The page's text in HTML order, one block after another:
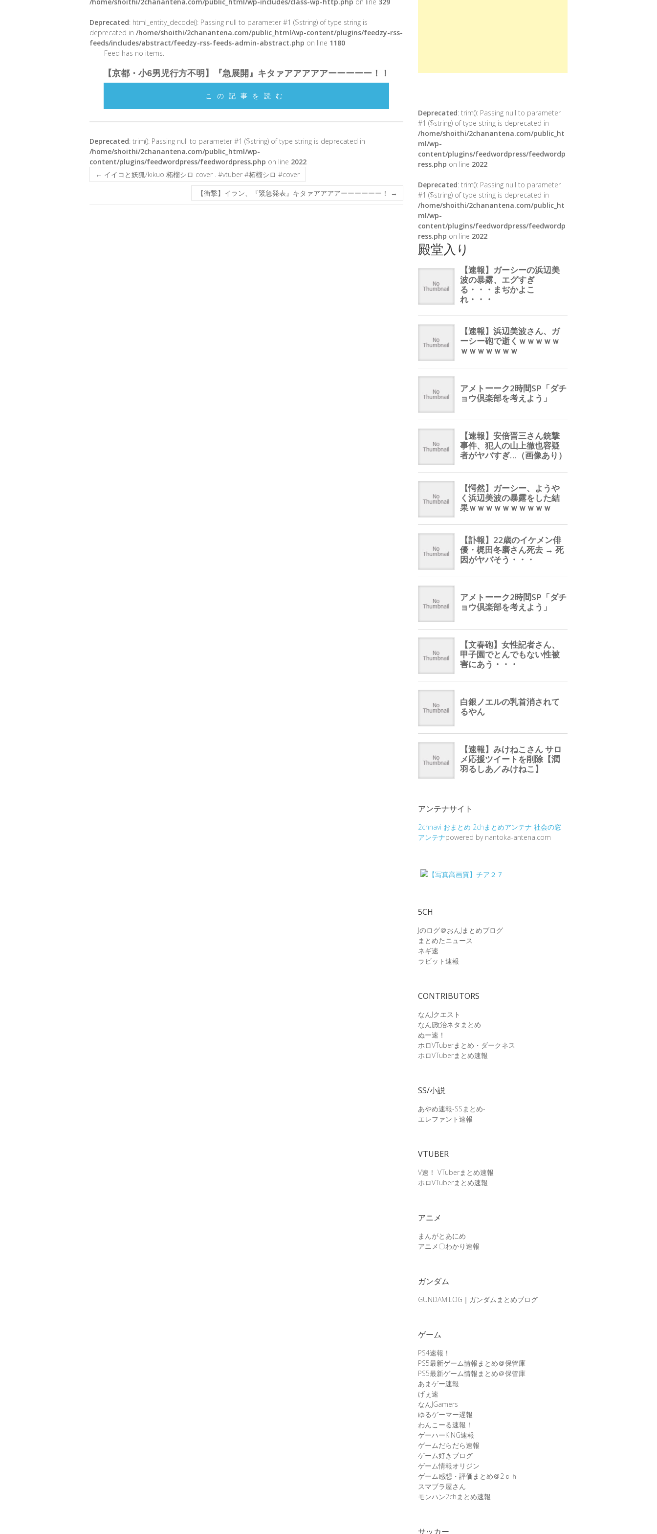
Deprecated: html_entity_decode(): Passing null to parameter #1 ($string) of type string is
deprecated in /home/shoithi/2chanantena.com/public_html/wp-content/plugins/feedzy-rss-
feeds/includes/abstract/feedzy-rss-feeds-admin-abstract.php on line 1180
Feed has no items.
【京都・小6男児行方不明】『急展開』キタァアアアアアーーーーー！！
この記事を読む
Deprecated: trim(): Passing null to parameter #1 ($string) of type string is deprecated in
/home/shoithi/2chanantena.com/public_html/wp-
content/plugins/feedwordpress/feedwordpress.php on line 2022
← イイコと妖狐/kikuo 柘榴シロ cover . #vtuber #柘榴シロ #cover
【衝撃】イラン、『緊急発表』キタァアアアアーーーーーー！
→
Deprecated: trim(): Passing null to parameter
#1 ($string) of type string is deprecated in
/home/shoithi/2chanantena.com/public_ht
ml/wp-
content/plugins/feedwordpress/feedwordp
ress.php on line 2022
Deprecated: trim(): Passing null to parameter
#1 ($string) of type string is deprecated in
/home/shoithi/2chanantena.com/public_ht
ml/wp-
content/plugins/feedwordpress/feedwordp
ress.php on line 2022
殿堂入り
アンテナサイト
2chnavi おまとめ 2chまとめアンテナ 社会の窓
アンテナpowered by nantoka-antena.com
5CH
Jのログ＠おんJまとめブログ
まとめたニュース
ネギ速
ラビット速報
CONTRIBUTORS
なんJクエスト
なんJ政治ネタまとめ
ぬー速！
ホロVTuberまとめ・ダークネス
ホロVTuberまとめ速報
SS/小説
あやめ速報-SSまとめ-
エレファント速報
VTUBER
V速！ VTuberまとめ速報
ホロVTuberまとめ速報
アニメ
まんがとあにめ
アニメ〇わかり速報
ガンダム
GUNDAM.LOG｜ガンダムまとめブログ
ゲーム
PS4速報！
PS5最新ゲーム情報まとめ＠保管庫
PS5最新ゲーム情報まとめ＠保管庫
あまゲー速報
げぇ速
なんJGamers
ゆるゲーマー遅報
わんこーる速報！
ゲーハーKING速報
ゲームだらだら速報
ゲーム好きブログ
ゲーム情報オリジン
ゲーム感想・評価まとめ＠2ｃｈ
スマブラ屋さん
モンハン2chまとめ速報
サッカー